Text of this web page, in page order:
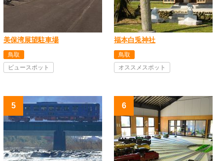
美保湾展望駐車場
鳥取
ビュースポット
福本白兎神社
鳥取
オススメスポット